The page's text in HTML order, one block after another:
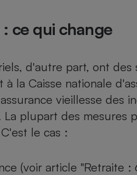
ce qui change
d'autre part, ont des
la Caisse nationale
vieillesse des
plupart des mesures
le cas :
(voir article "Retraite :
Foie gras
Banque en ligne
Ustensile
pour bébé